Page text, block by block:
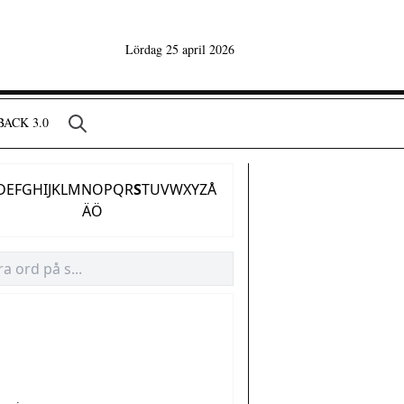
Lördag 25 april 2026
3.0
EFGHIJKLMNOPQRSTUVWXYZÅ
ÄÖ